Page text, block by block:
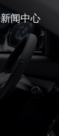
新闻中心